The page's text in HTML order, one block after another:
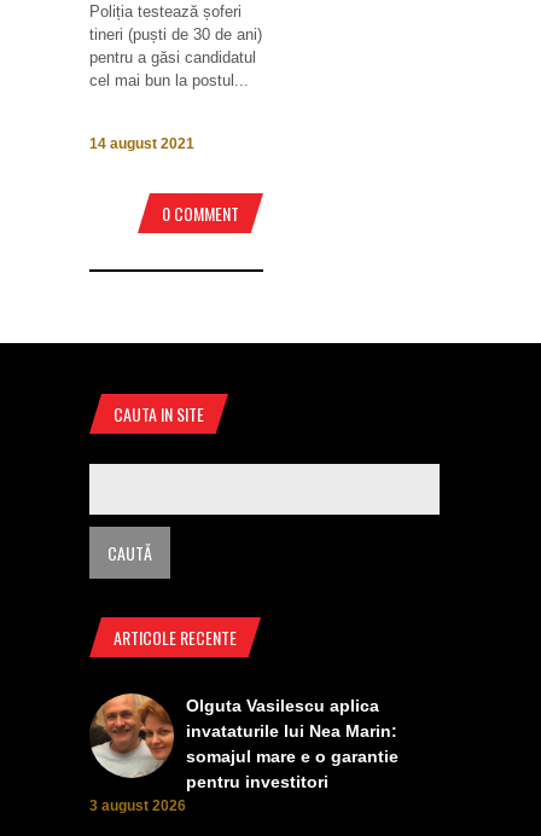
Poliția testează șoferi
tineri (puști de 30 de ani)
pentru a găsi candidatul
cel mai bun la postul...
14 august 2021
0 COMMENT
CAUTA IN SITE
ARTICOLE RECENTE
Olguta Vasilescu aplica
invataturile lui Nea Marin:
somajul mare e o garantie
pentru investitori
3 august 2026